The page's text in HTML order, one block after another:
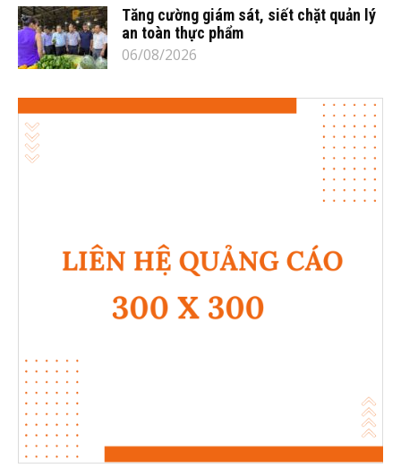
Tăng cường giám sát, siết chặt quản lý
an toàn thực phẩm
06/08/2026